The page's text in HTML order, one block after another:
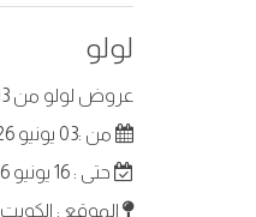
لولو
عروض لولو من 03 إلى 16 يونيو 2026 في الكويت. أفضل العروض على عناصر مختارة.
من :03 يونيو 2026
حتى : 16 يونيو 2026
الموقع : الكويت